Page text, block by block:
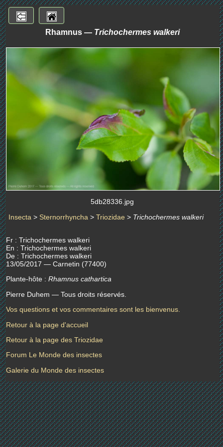
Rhamnus — Trichochermes walkeri
5db28336.jpg
Insecta > Sternorrhyncha > Triozidae > Trichochermes walkeri
Fr : Trichochermes walkeri
En : Trichochermes walkeri
De : Trichochermes walkeri
13/05/2017 — Carnetin (77400)
Plante-hôte : Rhamnus cathartica
Pierre Duhem — Tous droits réservés.
Vos questions et vos commentaires sont les bienvenus.
Retour à la page d'accueil
Retour à la page des Triozidae
Forum Le Monde des insectes
Galerie du Monde des insectes